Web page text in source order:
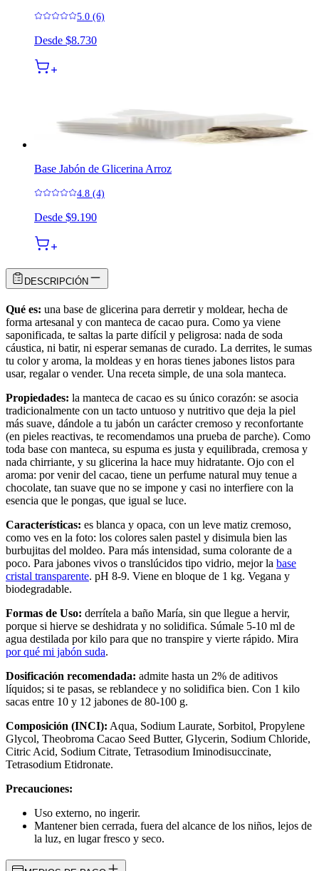
5.0 (6)
Desde $8.730
Base Jabón de Glicerina Arroz
4.8 (4)
Desde $9.190
DESCRIPCIÓN
Qué es: una base de glicerina para derretir y moldear, hecha de
forma artesanal y con manteca de cacao pura. Como ya viene
saponificada, te saltas la parte difícil y peligrosa: nada de soda
cáustica, ni batir, ni esperar semanas de curado. La derrites, le sumas
tu color y aroma, la moldeas y en horas tienes jabones listos para
usar, regalar o vender. Una receta simple, de una sola manteca.
Propiedades: la manteca de cacao es su único corazón: se asocia
tradicionalmente con un tacto untuoso y nutritivo que deja la piel
más suave, dándole a tu jabón un carácter cremoso y reconfortante
(en pieles reactivas, te recomendamos una prueba de parche). Como
toda base con manteca, su espuma es justa y equilibrada, cremosa y
nada chirriante, y su glicerina la hace muy hidratante. Ojo con el
aroma: por venir del cacao, tiene un perfume natural muy tenue a
chocolate, tan suave que no se impone y casi no interfiere con la
esencia que le pongas, que igual se luce.
Características: es blanca y opaca, con un leve matiz cremoso,
como ves en la foto: los colores salen pastel y disimula bien las
burbujitas del moldeo. Para más intensidad, suma colorante de a
poco. Para jabones vivos o translúcidos tipo vidrio, mejor la base
cristal transparente. pH 8-9. Viene en bloque de 1 kg. Vegana y
biodegradable.
Formas de Uso: derrítela a baño María, sin que llegue a hervir,
porque si hierve se deshidrata y no solidifica. Súmale 5-10 ml de
agua destilada por kilo para que no transpire y vierte rápido. Mira
por qué mi jabón suda.
Dosificación recomendada: admite hasta un 2% de aditivos
líquidos; si te pasas, se reblandece y no solidifica bien. Con 1 kilo
sacas entre 10 y 12 jabones de 80-100 g.
Composición (INCI): Aqua, Sodium Laurate, Sorbitol, Propylene
Glycol, Theobroma Cacao Seed Butter, Glycerin, Sodium Chloride,
Citric Acid, Sodium Citrate, Tetrasodium Iminodisuccinate,
Tetrasodium Etidronate.
Precauciones:
Uso externo, no ingerir.
Mantener bien cerrada, fuera del alcance de los niños, lejos de
la luz, en lugar fresco y seco.